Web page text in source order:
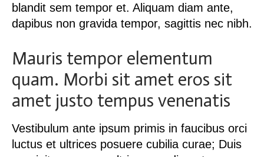
blandit sem tempor et. Aliquam diam ante,
dapibus non gravida tempor, sagittis nec nibh.
Mauris tempor elementum
quam. Morbi sit amet eros sit
amet justo tempus venenatis
Vestibulum ante ipsum primis in faucibus orci
luctus et ultrices posuere cubilia curae; Duis